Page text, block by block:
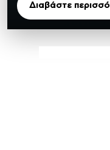
Διαβάστε